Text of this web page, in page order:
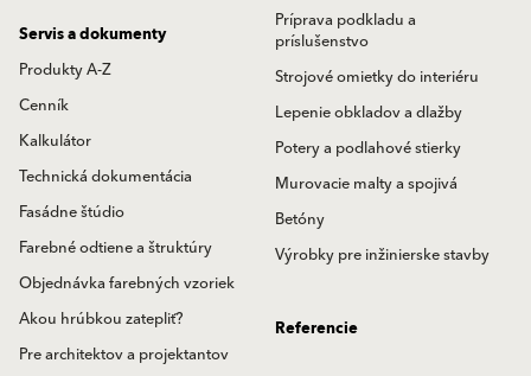
Príprava podkladu a
príslušenstvo
Strojové omietky do interiéru
Lepenie obkladov a dlažby
Potery a podlahové stierky
Murovacie malty a spojivá
Betóny
Výrobky pre inžinierske stavby
Servis a dokumenty
Produkty A-Z
Cenník
Kalkulátor
Technická dokumentácia
Fasádne štúdio
Farebné odtiene a štruktúry
Objednávka farebných vzoriek
Akou hrúbkou zatepliť?
Pre architektov a projektantov
Referencie